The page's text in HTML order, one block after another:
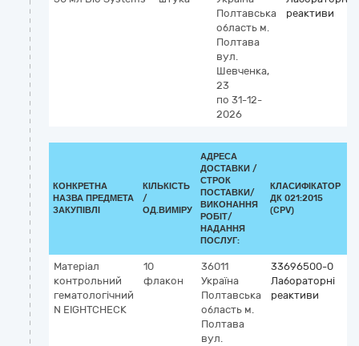
Полтавська
область м.
Полтава
вул.
Шевченка,
23
по 31-12-
2026
реактиви
КОНКРЕТНА
НАЗВА ПРЕДМЕТА
ЗАКУПІВЛІ
КІЛЬКІСТЬ
/
ОД.ВИМІРУ
АДРЕСА
ДОСТАВКИ /
СТРОК
ПОСТАВКИ/
ВИКОНАННЯ
РОБІТ/
НАДАННЯ
ПОСЛУГ:
КЛАСИФІКАТОР
ДК 021:2015
(CPV)
Матеріал
контрольний
гематологічний
N EIGHTCНECK
10
флакон
36011
Україна
Полтавська
область м.
Полтава
вул.
33696500-0
Лабораторні
реактиви